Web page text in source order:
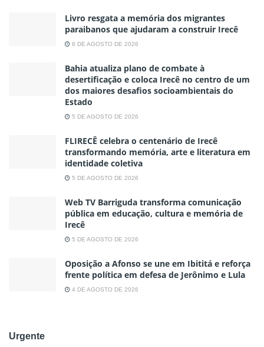
Livro resgata a memória dos migrantes
paraibanos que ajudaram a construir Irecê
6 DE AGOSTO DE 2026
Bahia atualiza plano de combate à
desertificação e coloca Irecê no centro de um
dos maiores desafios socioambientais do
Estado
5 DE AGOSTO DE 2026
FLIRECÊ celebra o centenário de Irecê
transformando memória, arte e literatura em
identidade coletiva
5 DE AGOSTO DE 2026
Web TV Barriguda transforma comunicação
pública em educação, cultura e memória de
Irecê
5 DE AGOSTO DE 2026
Oposição a Afonso se une em Ibititá e reforça
frente política em defesa de Jerônimo e Lula
4 DE AGOSTO DE 2026
Urgente